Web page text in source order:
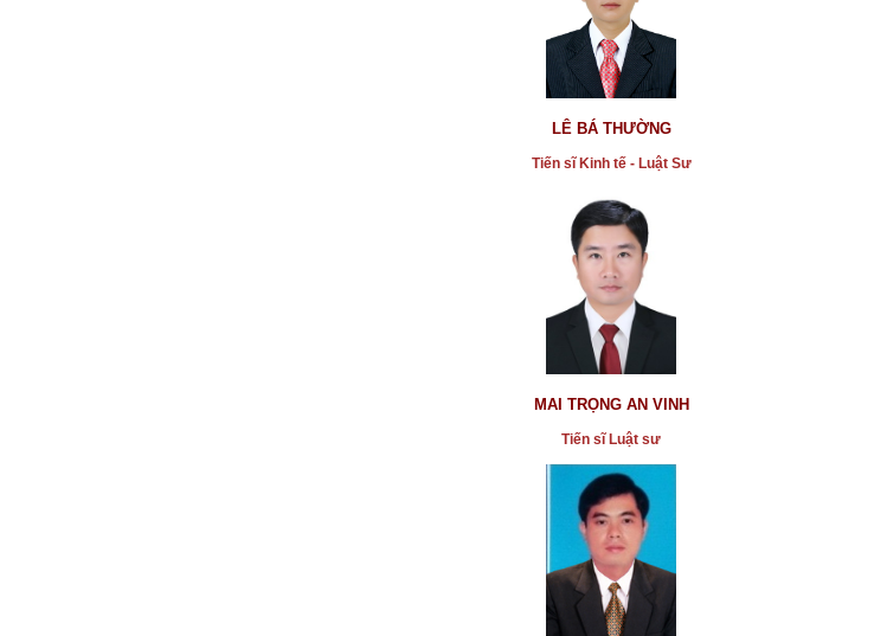
LÊ BÁ THƯỜNG
Tiến sĩ Kinh tế - Luật Sư
MAI TRỌNG AN VINH
Tiến sĩ Luật sư
* Lừa đảo mua bán cùng một căn hộ cho nhiều khách
* Hiệu trưởng bị tố sai phạm tiền tỷ
* Vụ CSGT Tân Sơn Nhất bị tố đòi tiền
* Tiếp tục trả lời phỏng vấn về vụ án Pharma khi xuất